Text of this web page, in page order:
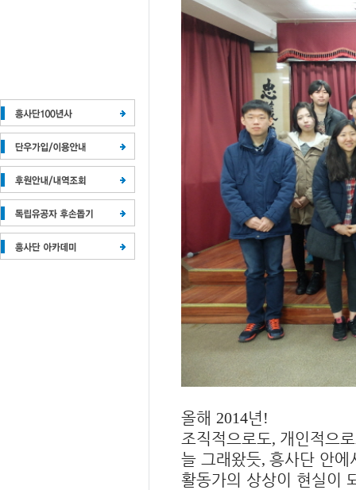
올해 2014년 !
조직적으로도, 개인적으
늘 그래왔듯, 흥사단 안에
활동가의 상상이 현실이